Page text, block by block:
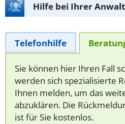
Hilfe bei Ihrer
Telefonhilfe
Sie können hier Ihren Fall
werden sich spezialisierte
Ihnen melden, um das
abzuklären. Die
ist für Sie kostenlos.